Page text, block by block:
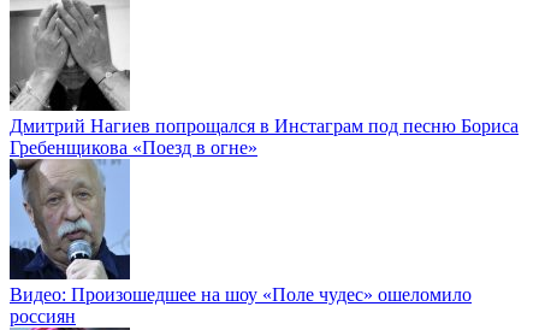
Дмитрий Нагиев попрощался в Инстаграм под песню Бориса
Гребенщикова «Поезд в огне»
Видео: Произошедшее на шоу «Поле чудес» ошеломило
россиян